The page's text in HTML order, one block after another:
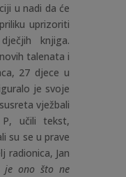
u nadi da će
uprizoriti
knjiga.
talenata i
27 djece u
je svoje
vježbali
P, učili tekst,
su se u prave
radionica, Jan
je ono što ne